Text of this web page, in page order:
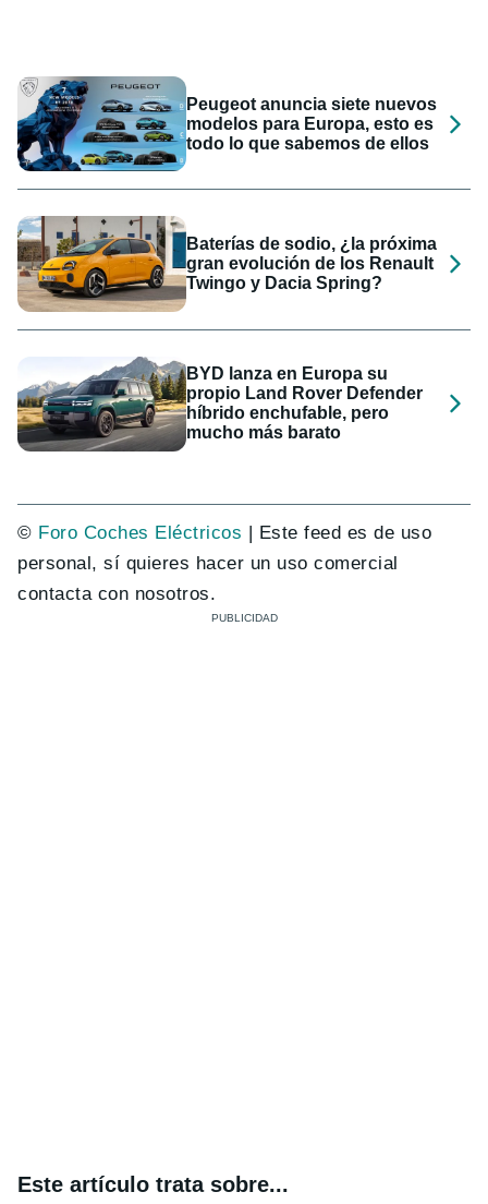
Peugeot anuncia siete nuevos
modelos para Europa, esto es
todo lo que sabemos de ellos
Baterías de sodio, ¿la próxima
gran evolución de los Renault
Twingo y Dacia Spring?
BYD lanza en Europa su
propio Land Rover Defender
híbrido enchufable, pero
mucho más barato
© Foro Coches Eléctricos | Este feed es de uso
personal, sí quieres hacer un uso comercial
contacta con nosotros.
Este artículo trata sobre...